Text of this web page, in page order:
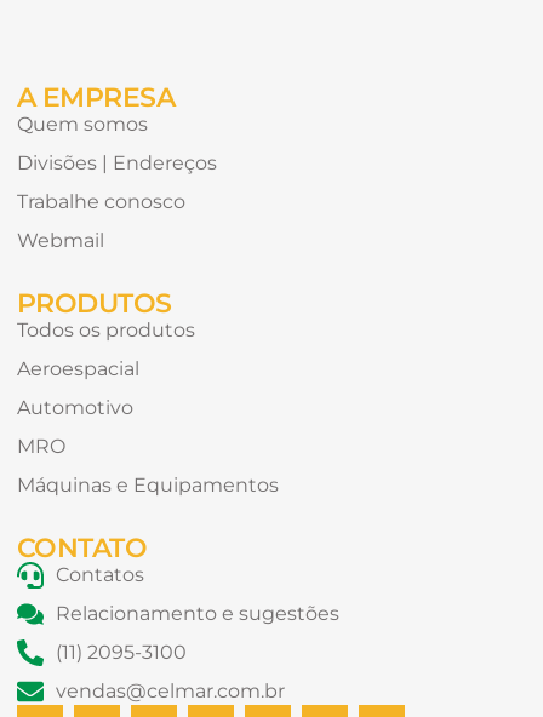
A EMPRESA
Quem somos
Divisões | Endereços
Trabalhe conosco
Webmail
PRODUTOS
Todos os produtos
Aeroespacial
Automotivo
MRO
Máquinas e Equipamentos
CONTATO
Contatos
Relacionamento e sugestões
(11) 2095-3100
vendas@celmar.com.br